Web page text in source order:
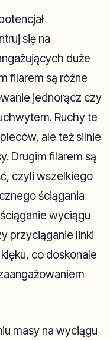
się na
duże
filarem są różne
jednorącz czy
Ruchy te
ale też silnie
Drugim filarem są
czyli wszelkiego
ściągania
wyciągu
przyciąganie linki
co doskonale
masy na wyciągu